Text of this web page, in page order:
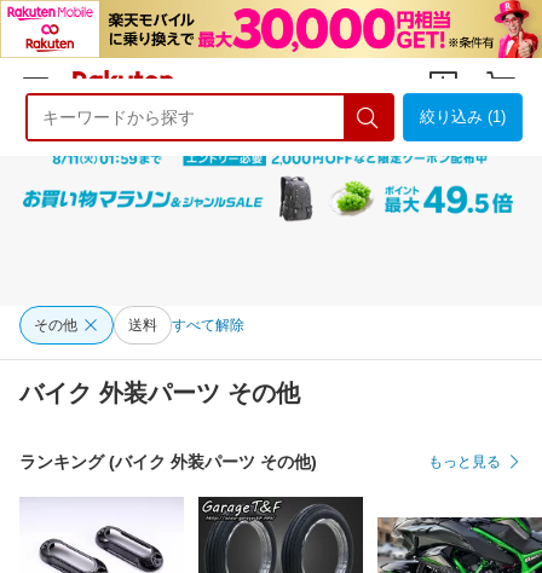
ようこそ 楽天市場へ ログイン
絞り込み (1)
その他 送料 すべて解除
バイク 外装パーツ その他
ランキング (バイク 外装パーツ その他) もっと見る